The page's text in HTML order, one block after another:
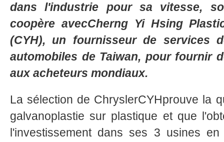
dans l'industrie pour sa vitesse,
coopère avecCherng Yi Hsing
(CYH), un fournisseur de services
automobiles de Taiwan, pour fournir
aux acheteurs mondiaux.
La sélection de ChryslerCYHprouve la
galvanoplastie sur plastique et que
l'investissement dans ses 3 usines